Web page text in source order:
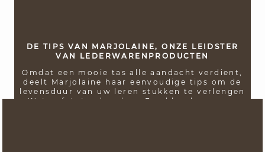
DE TIPS VAN MARJOLAINE, ONZE LEIDSTER
VAN LEDERWARENPRODUCTEN
Omdat een mooie tas alle aandacht verdient,
deelt Marjolaine haar eenvoudige tips om de
levensduur van uw leren stukken te verlengen
: Waterafstotend maken: Een kleurloze spray,